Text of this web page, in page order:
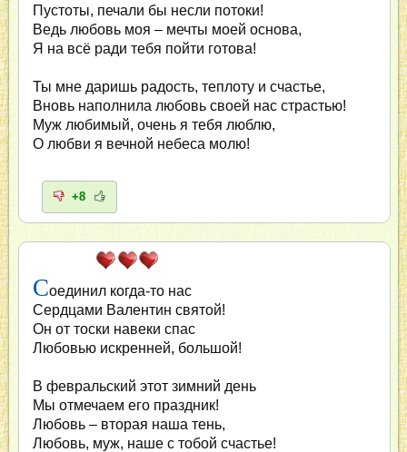
Пустоты, печали бы несли потоки!
Ведь любовь моя – мечты моей основа,
Я на всё ради тебя пойти готова!
Ты мне даришь радость, теплоту и счастье,
Вновь наполнила любовь своей нас страстью!
Муж любимый, очень я тебя люблю,
О любви я вечной небеса молю!
+8
Соединил когда-то нас
Сердцами Валентин святой!
Он от тоски навеки спас
Любовью искренней, большой!
В февральский этот зимний день
Мы отмечаем его праздник!
Любовь – вторая наша тень,
Любовь, муж, наше с тобой счастье!